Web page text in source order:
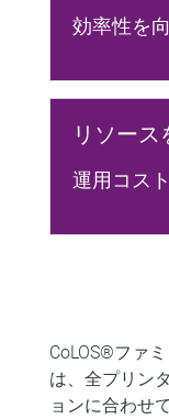
効率性を
リソース
運用コス
CoLOS®ファ
は、全プリン
ョンに合わせ